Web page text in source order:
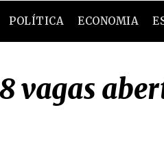
POLÍTICA ECONOMIA
vagas